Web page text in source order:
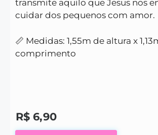
transmite aquilo que Jesus nos
cuidar dos pequenos com amor.
📏 Medidas: 1,55m de altura x
comprimento
R$ 6,90